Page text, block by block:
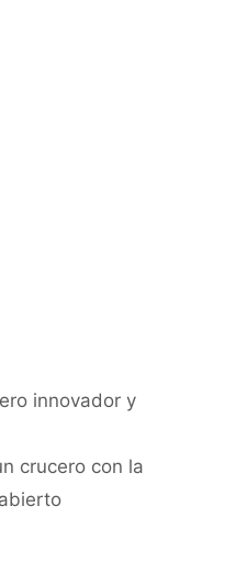
innovador y
crucero con la